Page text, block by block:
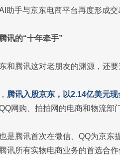
助手与京东电商平台再度形成
讯的“十年牵手”
和腾讯这对老朋友的渊源，还
腾讯入股京东，以2.14亿美元
网购、拍拍网的电商和物流
是腾讯首次在微信、QQ为京东
讯所有实物电商业务的首选合